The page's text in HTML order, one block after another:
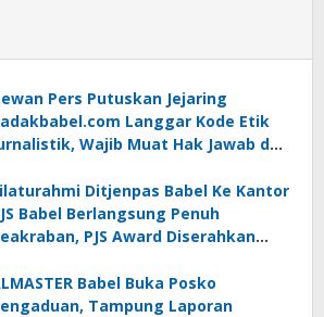
Pers Putuskan Jejaring
Langgar Kode Etik
Wajib Muat Hak Jawab dan
Ditjenpas Babel Ke Kantor
Berlangsung Penuh
PJS Award Diserahkan
Babel Buka Posko
Tampung Laporan